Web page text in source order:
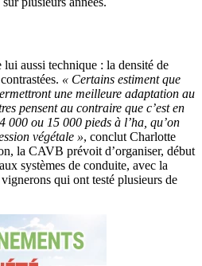
aussi technique : la densité de
« Certains estiment que
une meilleure adaptation au
pensent au contraire que c’est en
000 ou 15 000 pieds à l’ha, qu’on
végétale », conclut Charlotte
la CAVB prévoit d’organiser, début
systèmes de conduite, avec la
qui ont testé plusieurs de